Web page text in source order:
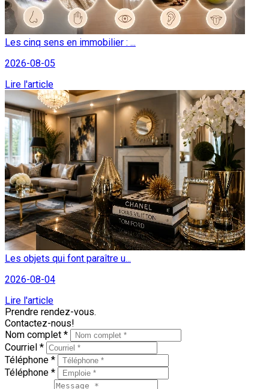
Les cinq sens en immobilier : ...
2026-08-05
Lire l'article
Les objets qui font paraître u...
2026-08-04
Lire l'article
Prendre rendez-vous.
Contactez-nous!
Nom complet *
Courriel *
Téléphone *
Téléphone *